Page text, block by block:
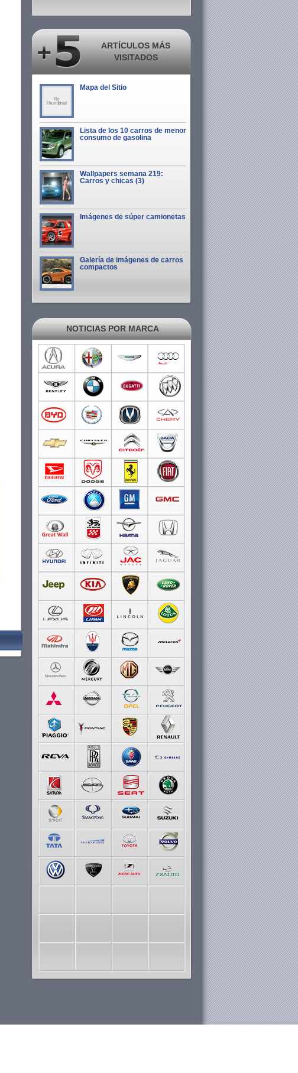
ARTÍCULOS MÁS
VISITADOS
Mapa del Sitio
Lista de los 10 carros de menor
consumo de gasolina
Wallpapers semana 219:
Carros y chicas (3)
Imágenes de súper camionetas
Galería de imágenes de carros
compactos
NOTICIAS POR MARCA